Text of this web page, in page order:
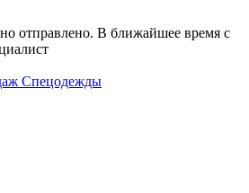
отправлено. В ближайшее время с